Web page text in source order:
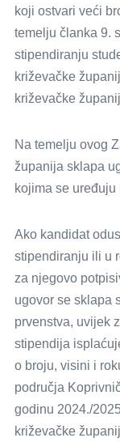
koji ostvari veći
temelju članka 9.
stipendiranju
križevačke
križevačke
Na temelju ovog
županija sklapa
kojima se
Ako kandidat
stipendiranju ili u
za njegovo
ugovor se sklapa
prvenstva, uvijek
stipendija
o broju, visini i
područja
godinu 2024./
križevačke